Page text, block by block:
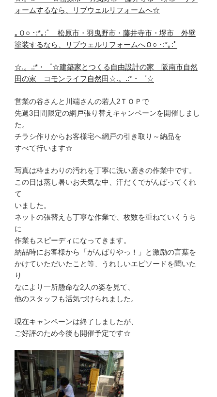
ォームするなら、リブウェルリフォームへ☆
｡Ｏ○ ･:*｡:ﾟ 松原市・羽曳野市・藤井寺市・堺市 外壁
塗装するなら、リブウェルリフォームへＯ○ ･:*｡:ﾟ
☆.。.:*・゜☆建築家とつくる自由設計の家 阪南市自然
田の家 コモンライフ自然田☆.。.:*・゜☆
営業の谷さんと川端さんの若人2ＴＯＰで
先週3日間限定の網戸張り替えキャンペーンを開催しまし
た。
チラシ作りからお客様宅へ網戸の引き取り～納品を
すべて行います☆
写真は枠まわりの汚れを丁寧に洗い磨きの作業中です。
この日は蒸し暑いお天気な中、汗だくでがんばってくれ
て
いました。
ネットの張替えも丁寧な作業で、枚数を重ねていくうち
に
作業もスピーディになってきます。
納品時にお客様から「がんばりやっ！」と激励の言葉を
かけていただいたこと等、うれしいエピソードを聞いた
り
なにより一所懸命な2人の姿を見て、
他のスタッフも活気づけられました。
現在キャンペーンは終了しましたが、
ご好評のため今後も開催予定です☆